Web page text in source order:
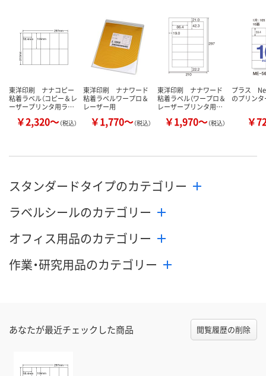
8月11日（火） 8月11日（火）
カゴへ
数量
カゴへ カ
東洋印刷 ナナコピー
粘着ラベル（コピー＆レ
ーザープリンタ用ラ…
￥2,320～（税込）
東洋印刷 ナナワード
粘着ラベルワープロ＆
レーザー用
￥1,770～（税込）
東洋印刷 ナナワード
粘着ラベル（ワープロ＆
レーザープリンタ用…
￥1,970～（税込）
プラス
のプリン
￥
スタンダードタイプのカテゴリー
ラベルシールのカテゴリー
オフィス用品のカテゴリー
作業・研究用品のカテゴリー
あなたが最近チェックした商品 閲覧履歴の削除